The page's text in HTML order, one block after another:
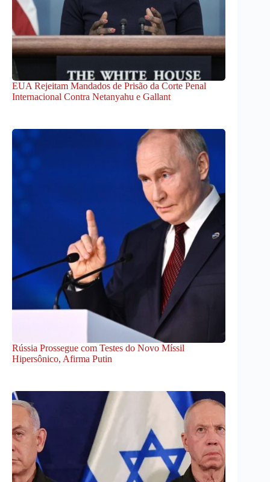
EUA Rejeitam Mandados de Prisão da Corte Penal
Internacional Contra Netanyahu e Gallant
Rússia Prossegue com Testes do Novo Míssil
Hipersônico, Afirma Putin